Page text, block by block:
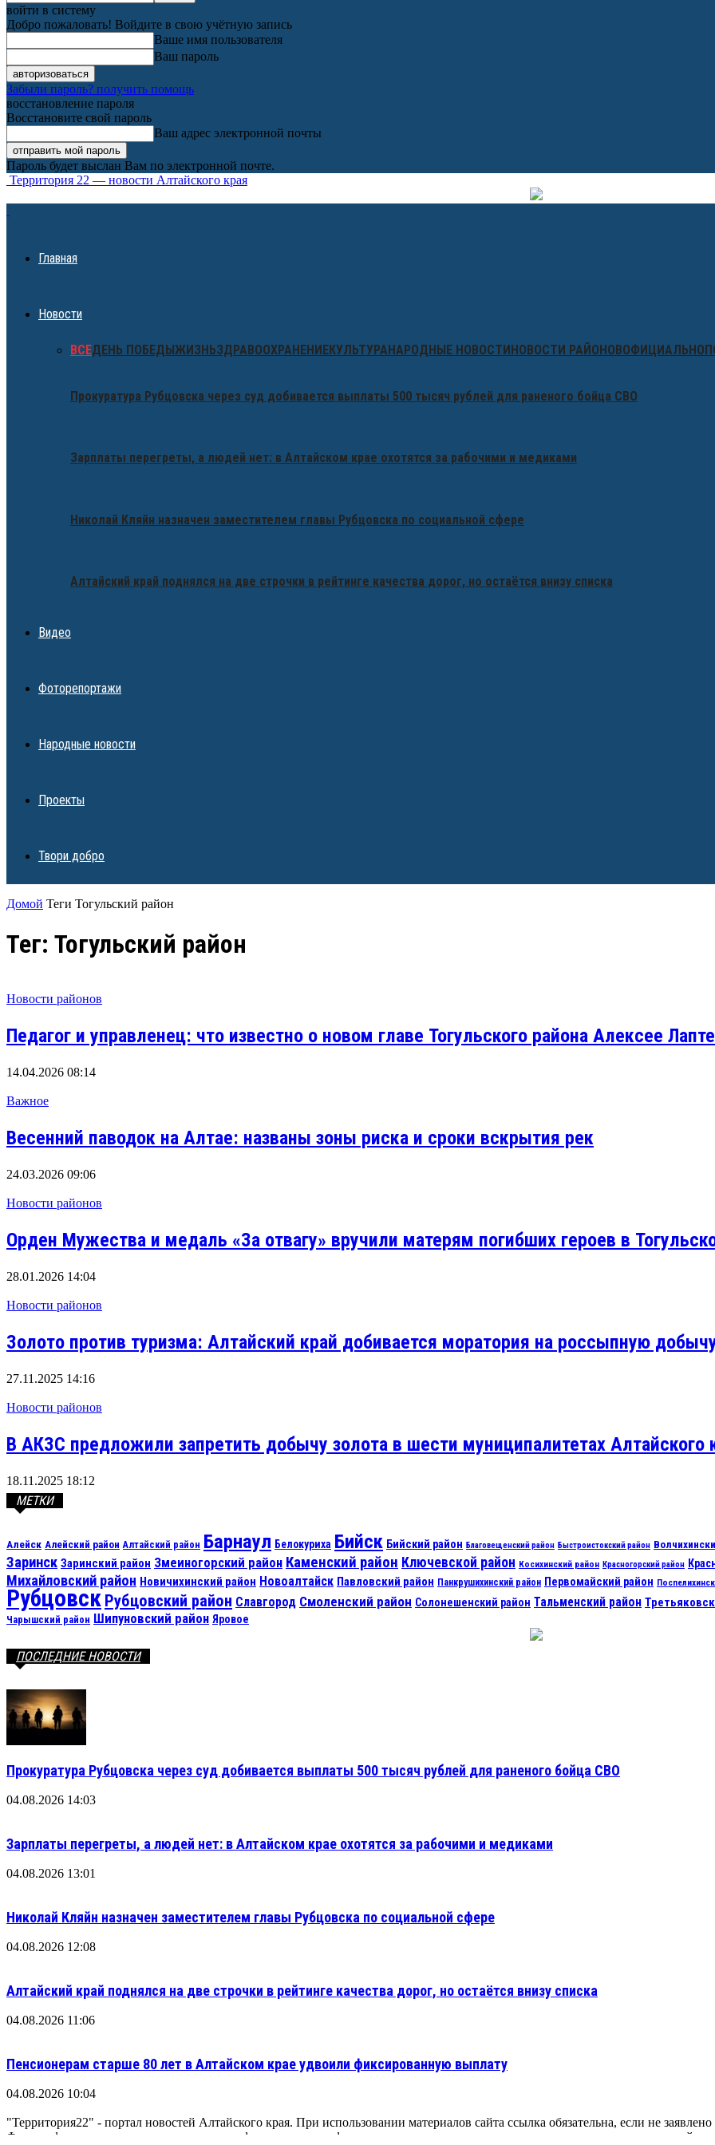
войти в систему
Добро пожаловать! Войдите в свою учётную запись
Ваше имя пользователя
Ваш пароль
Забыли пароль? получить помощь
восстановление пароля
Восстановите свой пароль
Ваш адрес электронной почты
Пароль будет выслан Вам по электронной почте.
Территория 22 — новости Алтайского края
Главная
Новости
ВСЕДЕНЬ ПОБЕДЫЖИЗНЬЗДРАВООХРАНЕНИЕКУЛЬТУРАНАРОДНЫЕ НОВОСТИНОВОСТИ РАЙОНОВОФИЦИАЛЬНО
Прокуратура Рубцовска через суд добивается выплаты 500 тысяч рублей для раненого бойца СВО
Зарплаты перегреты, а людей нет: в Алтайском крае охотятся за рабочими и медиками
Николай Кляйн назначен заместителем главы Рубцовска по социальной сфере
Алтайский край поднялся на две строчки в рейтинге качества дорог, но остаётся внизу списка
Видео
Фоторепортажи
Народные новости
Проекты
Твори добро
Домой Теги Тогульский район
Тег: Тогульский район
Новости районов
Педагог и управленец: что известно о новом главе Тогульского района Алексее
14.04.2026 08:14
Важное
Весенний паводок на Алтае: названы зоны риска и сроки вскрытия рек
24.03.2026 09:06
Новости районов
Орден Мужества и медаль «За отвагу» вручили матерям погибших героев в
28.01.2026 14:04
Новости районов
Золото против туризма: Алтайский край добивается моратория на россыпную
27.11.2025 14:16
Новости районов
В АКЗС предложили запретить добычу золота в шести муниципалитетах Алтайского
18.11.2025 18:12
МЕТКИ
Алейск Алейский район Алтайский район Барнаул Белокуриха Бийск Бийский район Благовещенский район Быстроистокский район
Заринск Заринский район Змеиногорский район Каменский район Ключевской район Косихинский район Красногорский район
Михайловский район Новичихинский район Новоалтайск Павловский район Панкрушихинский район Первомайский район
Рубцовск Рубцовский район Славгород Смоленский район Солонешенский район Тальменский район
Чарышский район Шипуновский район Яровое
ПОСЛЕДНИЕ НОВОСТИ
Прокуратура Рубцовска через суд добивается выплаты 500 тысяч рублей для раненого бойца СВО
04.08.2026 14:03
Зарплаты перегреты, а людей нет: в Алтайском крае охотятся за рабочими и медиками
04.08.2026 13:01
Николай Кляйн назначен заместителем главы Рубцовска по социальной сфере
04.08.2026 12:08
Алтайский край поднялся на две строчки в рейтинге качества дорог, но остаётся внизу списка
04.08.2026 11:06
Пенсионерам старше 80 лет в Алтайском крае удвоили фиксированную выплату
04.08.2026 10:04
"Территория22" - портал новостей Алтайского края. При использовании материалов сайта ссылка обязательна, если не
Фотографии, рисунки, карты, аудио- видеофрагменты и графика могут использоваться только при согласовании с редакцией.